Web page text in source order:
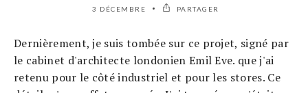
3 DÉCEMBRE PARTAGER
Dernièrement, je suis tombée sur ce projet, signé par
le cabinet d'architecte londonien Emil Eve. que j'ai
retenu pour le côté industriel et pour les stores. Ce